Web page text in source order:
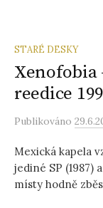
STARÉ DESKY
Xenofobia
reedice
Publikováno
Mexická kapela
jediné SP (1987)
místy hodně